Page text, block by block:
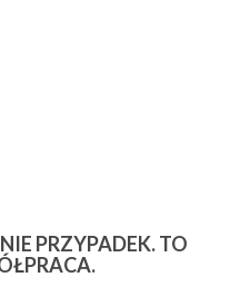
PRZYPADEK. TO